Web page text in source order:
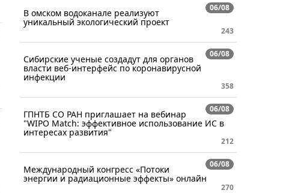
06/08
В омском водоканале реализуют
уникальный экологический проект
243
06/08
Сибирские ученые создадут для органов
власти веб-интерфейс по коронавирусной
инфекции
358
06/08
ГПНТБ СО РАН приглашает на вебинар
"WIPO Match: эффективное использование ИС в
интересах развития"
212
06/08
Международный конгресс «Потоки
энергии и радиационные эффекты» онлайн
270